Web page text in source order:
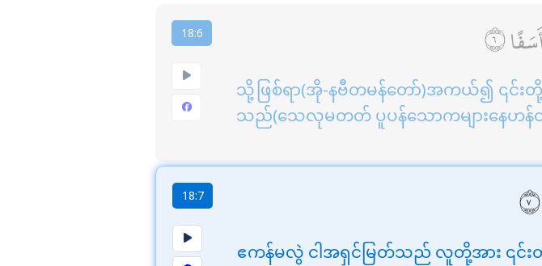
18:6
သို့ဖြစ်ရာ(အို-နဗီတမန်တော်)အကယ်၍ ၎င်
သည်(သေလုမတတ် ပူပန်သောကများနေဟ
18:7
ဧကန်မလွဲ ငါအရှင်မြတ်သည် လူတို့အား ၎င်